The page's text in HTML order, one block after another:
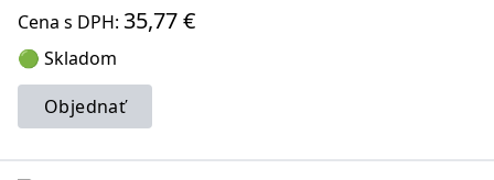
Cena s DPH: 35,77 €
🟢 Skladom
Objednať